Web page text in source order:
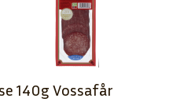
140g Vossafår